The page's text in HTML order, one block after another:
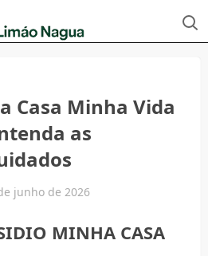
Casa Minha Vida
as
junho de 2026
MINHA CASA